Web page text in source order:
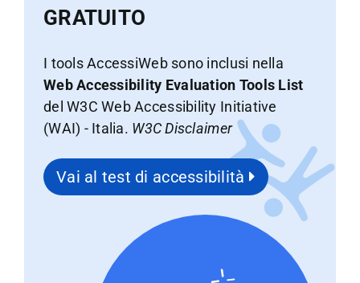
GRATUITO
I tools AccessiWeb sono inclusi nella
Web Accessibility Evaluation Tools List
del W3C Web Accessibility Initiative
(WAI) - Italia. W3C Disclaimer
Vai al test di accessibilità